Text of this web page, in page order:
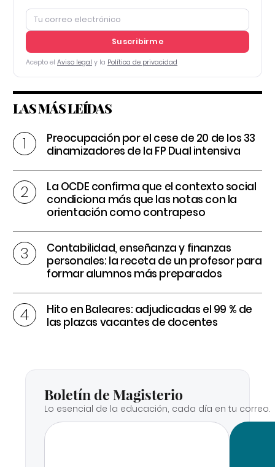
Suscribirme
Acepto el Aviso legal y la Política de privacidad
LAS MÁS LEÍDAS
Preocupación por el cese de 20 de los 33
dinamizadores de la FP Dual intensiva
La OCDE confirma que el contexto social
condiciona más que las notas con la
orientación como contrapeso
Contabilidad, enseñanza y finanzas
personales: la receta de un profesor para
formar alumnos más preparados
Hito en Baleares: adjudicadas el 99 % de
las plazas vacantes de docentes
Boletín de Magisterio
Lo esencial de la educación, cada día en tu correo.